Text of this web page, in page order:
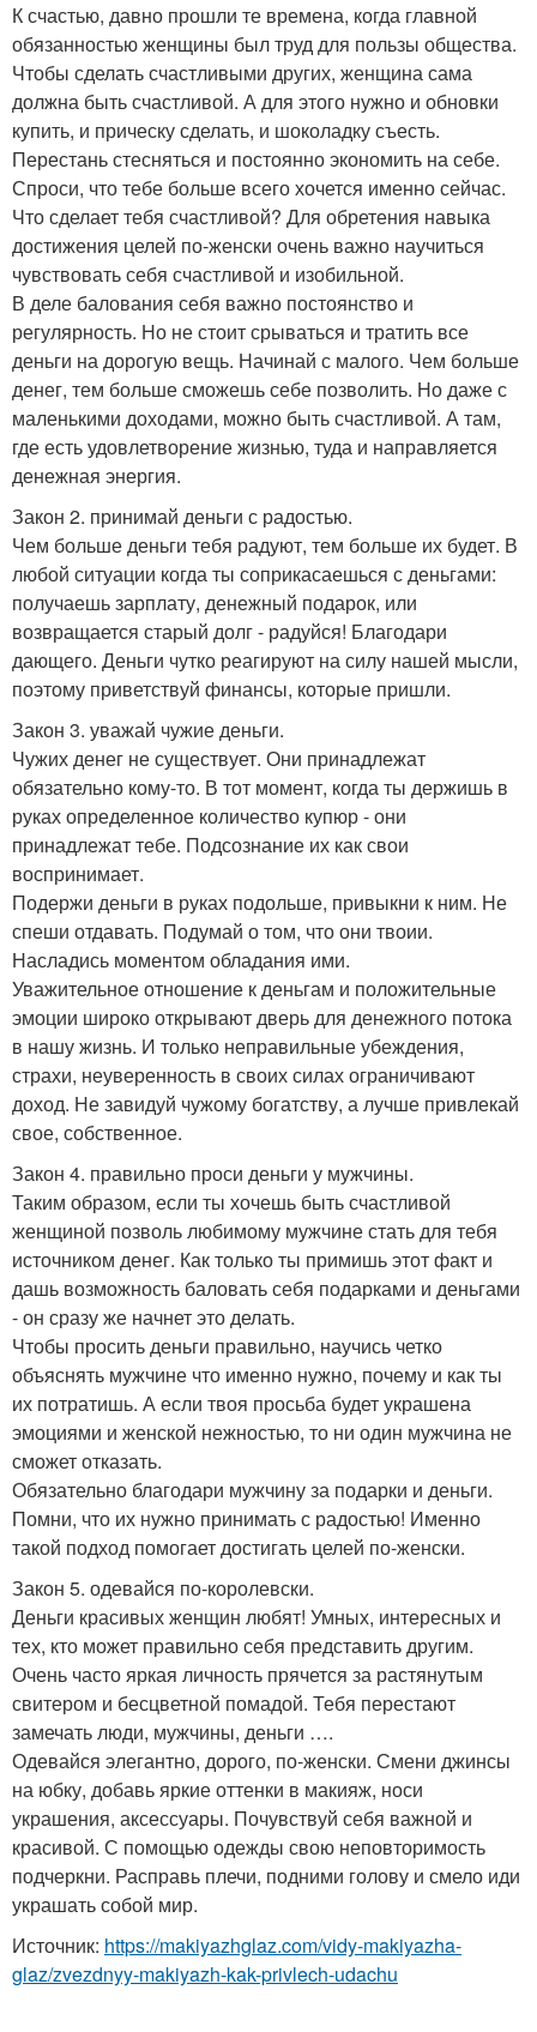
К счастью, давно прошли те времена, когда главной
обязанностью женщины был труд для пользы общества.
Чтобы сделать счастливыми других, женщина сама
должна быть счастливой. А для этого нужно и обновки
купить, и прическу сделать, и шоколадку съесть.
Перестань стесняться и постоянно экономить на себе.
Спроси, что тебе больше всего хочется именно сейчас.
Что сделает тебя счастливой? Для обретения навыка
достижения целей по-женски очень важно научиться
чувствовать себя счастливой и изобильной.
В деле балования себя важно постоянство и
регулярность. Но не стоит срываться и тратить все
деньги на дорогую вещь. Начинай с малого. Чем больше
денег, тем больше сможешь себе позволить. Но даже с
маленькими доходами, можно быть счастливой. А там,
где есть удовлетворение жизнью, туда и направляется
денежная энергия.
Закон 2. принимай деньги с радостью.
Чем больше деньги тебя радуют, тем больше их будет. В
любой ситуации когда ты соприкасаешься с деньгами:
получаешь зарплату, денежный подарок, или
возвращается старый долг - радуйся! Благодари
дающего. Деньги чутко реагируют на силу нашей мысли,
поэтому приветствуй финансы, которые пришли.
Закон 3. уважай чужие деньги.
Чужих денег не существует. Они принадлежат
обязательно кому-то. В тот момент, когда ты держишь в
руках определенное количество купюр - они
принадлежат тебе. Подсознание их как свои
воспринимает.
Подержи деньги в руках подольше, привыкни к ним. Не
спеши отдавать. Подумай о том, что они твоии.
Насладись моментом обладания ими.
Уважительное отношение к деньгам и положительные
эмоции широко открывают дверь для денежного потока
в нашу жизнь. И только неправильные убеждения,
страхи, неуверенность в своих силах ограничивают
доход. Не завидуй чужому богатству, а лучше привлекай
свое, собственное.
Закон 4. правильно проси деньги у мужчины.
Таким образом, если ты хочешь быть счастливой
женщиной позволь любимому мужчине стать для тебя
источником денег. Как только ты примишь этот факт и
дашь возможность баловать себя подарками и деньгами
- он сразу же начнет это делать.
Чтобы просить деньги правильно, научись четко
объяснять мужчине что именно нужно, почему и как ты
их потратишь. А если твоя просьба будет украшена
эмоциями и женской нежностью, то ни один мужчина не
сможет отказать.
Обязательно благодари мужчину за подарки и деньги.
Помни, что их нужно принимать с радостью! Именно
такой подход помогает достигать целей по-женски.
Закон 5. одевайся по-королевски.
Деньги красивых женщин любят! Умных, интересных и
тех, кто может правильно себя представить другим.
Очень часто яркая личность прячется за растянутым
свитером и бесцветной помадой. Тебя перестают
замечать люди, мужчины, деньги ….
Одевайся элегантно, дорого, по-женски. Смени джинсы
на юбку, добавь яркие оттенки в макияж, носи
украшения, аксессуары. Почувствуй себя важной и
красивой. С помощью одежды свою неповторимость
подчеркни. Расправь плечи, подними голову и смело иди
украшать собой мир.
Источник: https://makiyazhglaz.com/vidy-makiyazha-
glaz/zvezdnyy-makiyazh-kak-privlech-udachu